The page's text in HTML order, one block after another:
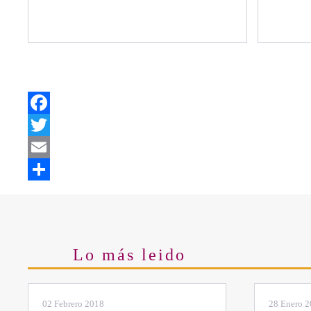
Facebook
Twitter
Email
Lo más leido
28 Enero 2019 11 Marzo